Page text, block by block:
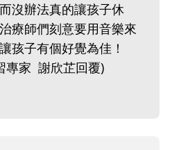
沒辦法真的讓孩子休
療師們刻意要用音樂來
孩子有個好覺為佳！
專家 謝欣芷回覆)